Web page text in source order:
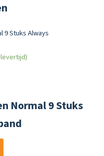
Normal 9 Stuks